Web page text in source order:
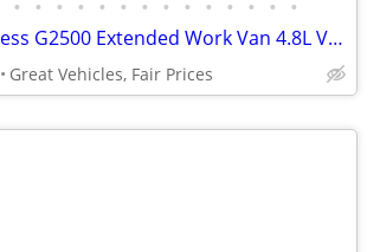
• • • • • • • • • • • • • •
2017 Chevy Express G2500 Extended Work Van 4.8L V8 Good Condition!
Great Vehicles, Fair Prices